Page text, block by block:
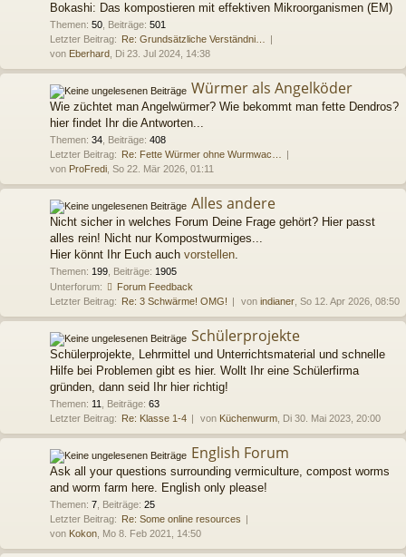
Bokashi: Das kompostieren mit effektiven Mikroorganismen (EM)
Themen: 50 Beiträge: 501
Letzter Beitrag: Re: Grundsätzliche Verständni…
von Eberhard , Di 23. Jul 2024, 14:38
Würmer als Angelköder
Wie züchtet man Angelwürmer? Wie bekommt man fette Dendros?
hier findet Ihr die Antworten...
Themen: 34 Beiträge: 408
Letzter Beitrag: Re: Fette Würmer ohne Wurmwac…
von ProFredi , So 22. Mär 2026, 01:11
Alles andere
Nicht sicher in welches Forum Deine Frage gehört? Hier passt
alles rein! Nicht nur Kompostwurmiges...
Hier könnt Ihr Euch auch vorstellen.
Themen: 199 Beiträge: 1905
Unterforum:
Forum Feedback
Letzter Beitrag: Re: 3 Schwärme! OMG! von indianer , So 12. Apr 2026, 08:50
Schülerprojekte
Schülerprojekte, Lehrmittel und Unterrichtsmaterial und schnelle
Hilfe bei Problemen gibt es hier. Wollt Ihr eine Schülerfirma
gründen, dann seid Ihr hier richtig!
Themen: 11 Beiträge: 63
Letzter Beitrag: Re: Klasse 1-4 von Küchenwurm , Di 30. Mai 2023, 20:00
English Forum
Ask all your questions surrounding vermiculture, compost worms
and worm farm here. English only please!
Themen: 7 Beiträge: 25
Letzter Beitrag: Re: Some online resources
von Kokon , Mo 8. Feb 2021, 14:50